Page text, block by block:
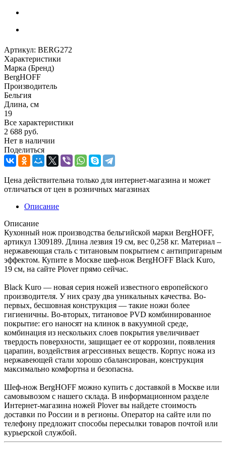
Артикул: BERG272
Характеристики
Марка (Бренд)
BergHOFF
Производитель
Бельгия
Длина, см
19
Все характеристики
2 688 руб.
Нет в наличии
Поделиться
Цена действительна только для интернет-магазина и может
отличаться от цен в розничных магазинах
Описание
Описание
Кухонный нож производства бельгийской марки BergHOFF,
артикул 1309189. Длина лезвия 19 см, вес 0,258 кг. Материал –
нержавеющая сталь с титановым покрытием с антипригарным
эффектом. Купите в Москве шеф-нож BergHOFF Black Kuro,
19 см, на сайте Plover прямо сейчас.
Black Kuro — новая серия ножей известного европейского
производителя. У них сразу два уникальных качества. Во-
первых, бесшовная конструкция — такие ножи более
гигиеничны. Во-вторых, титановое PVD комбинированное
покрытие: его наносят на клинок в вакуумной среде,
комбинация из нескольких слоев покрытия увеличивает
твердость поверхности, защищает ее от коррозии, появления
царапин, воздействия агрессивных веществ. Корпус ножа из
нержавеющей стали хорошо сбалансирован, конструкция
максимально комфортна и безопасна.
Шеф-нож BergHOFF можно купить с доставкой в Москве или
самовывозом с нашего склада. В информационном разделе
Интернет-магазина ножей Plover вы найдете стоимость
доставки по России и в регионы. Оператор на сайте или по
телефону предложит способы пересылки товаров почтой или
курьерской службой.